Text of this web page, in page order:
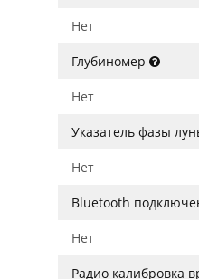
Нет
Глубиномер
Нет
Указатель фазы
Нет
Bluetooth
Нет
Радио калибровка